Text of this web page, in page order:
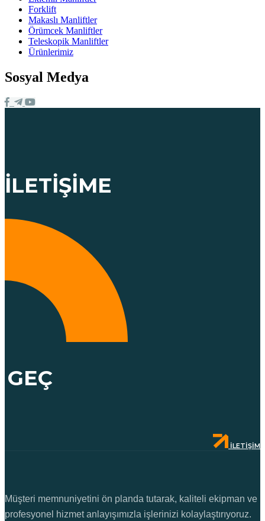
Forklift
Makaslı Manliftler
Örümcek Manliftler
Teleskopik Manliftler
Ürünlerimiz
Sosyal Medya
İLETIŞIME
GEÇ
İLETIŞIM
Müşteri memnuniyetini ön planda tutarak, kaliteli ekipman ve
profesyonel hizmet anlayışımızla işlerinizi kolaylaştırıyoruz.